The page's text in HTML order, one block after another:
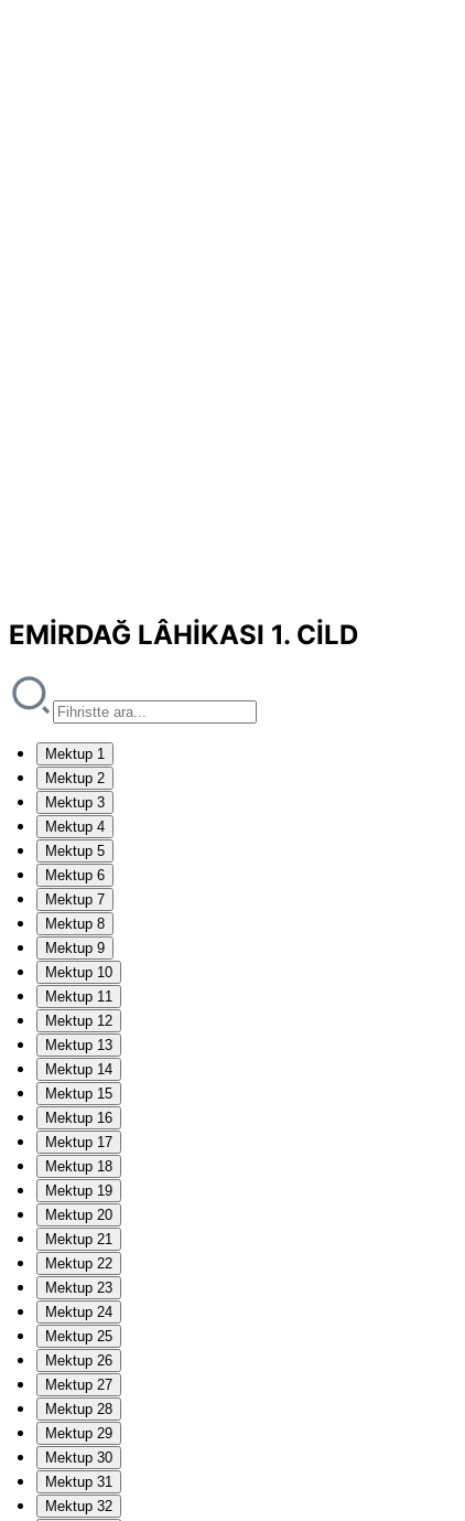
EMİRDAĞ LÂHİKASI 1. CİLD
Mektup 1
Mektup 2
Mektup 3
Mektup 4
Mektup 5
Mektup 6
Mektup 7
Mektup 8
Mektup 9
Mektup 10
Mektup 11
Mektup 12
Mektup 13
Mektup 14
Mektup 15
Mektup 16
Mektup 17
Mektup 18
Mektup 19
Mektup 20
Mektup 21
Mektup 22
Mektup 23
Mektup 24
Mektup 25
Mektup 26
Mektup 27
Mektup 28
Mektup 29
Mektup 30
Mektup 31
Mektup 32